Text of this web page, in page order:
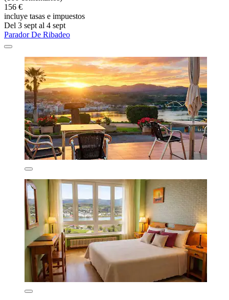
156 €
incluye tasas e impuestos
Del 3 sept al 4 sept
Parador De Ribadeo